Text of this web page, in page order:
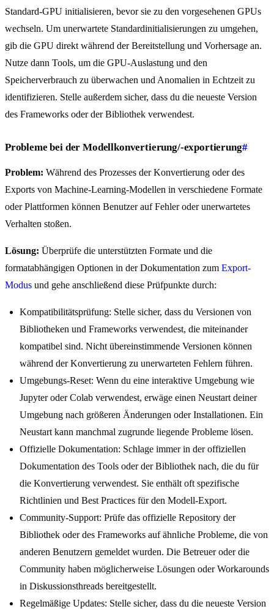
Standard-GPU initialisieren, bevor sie zu den vorgesehenen GPUs
wechseln. Um unerwartete Standardinitialisierungen zu umgehen,
gib die GPU direkt während der Bereitstellung und Vorhersage an.
Nutze dann Tools, um die GPU-Auslastung und den
Speicherverbrauch zu überwachen und Anomalien in Echtzeit zu
identifizieren. Stelle außerdem sicher, dass du die neueste Version
des Frameworks oder der Bibliothek verwendest.
Probleme bei der Modellkonvertierung/-exportierung#
Problem: Während des Prozesses der Konvertierung oder des
Exports von Machine-Learning-Modellen in verschiedene Formate
oder Plattformen können Benutzer auf Fehler oder unerwartetes
Verhalten stoßen.
Lösung: Überprüfe die unterstützten Formate und die
formatabhängigen Optionen in der Dokumentation zum Export-
Modus und gehe anschließend diese Prüfpunkte durch:
Kompatibilitätsprüfung: Stelle sicher, dass du Versionen von
Bibliotheken und Frameworks verwendest, die miteinander
kompatibel sind. Nicht übereinstimmende Versionen können
während der Konvertierung zu unerwarteten Fehlern führen.
Umgebungs-Reset: Wenn du eine interaktive Umgebung wie
Jupyter oder Colab verwendest, erwäge einen Neustart deiner
Umgebung nach größeren Änderungen oder Installationen. Ein
Neustart kann manchmal zugrunde liegende Probleme lösen.
Offizielle Dokumentation: Schlage immer in der offiziellen
Dokumentation des Tools oder der Bibliothek nach, die du für
die Konvertierung verwendest. Sie enthält oft spezifische
Richtlinien und Best Practices für den Modell-Export.
Community-Support: Prüfe das offizielle Repository der
Bibliothek oder des Frameworks auf ähnliche Probleme, die von
anderen Benutzern gemeldet wurden. Die Betreuer oder die
Community haben möglicherweise Lösungen oder Workarounds
in Diskussionsthreads bereitgestellt.
Regelmäßige Updates: Stelle sicher, dass du die neueste Version